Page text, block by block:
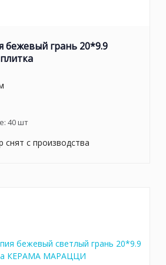
бежевый грань 20*9.9
40шт
снят с производства